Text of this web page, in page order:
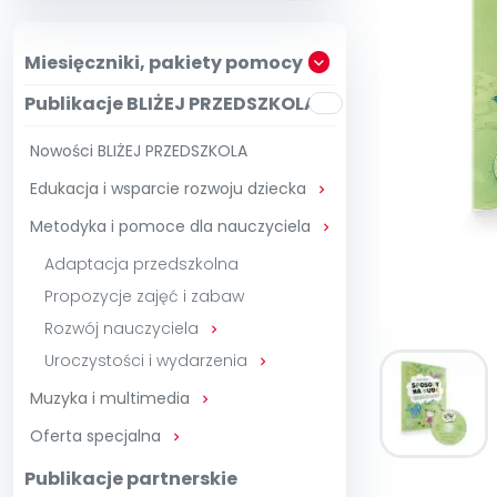
Strefy,
Kuratora
Testuj przez 7 dni
E-
Pakiet
Pełen
Dodaj wpis
Miesięczniki, pakiety pomocy
Publikacje BLIŻEJ PRZEDSZKOLA
Nowości BLIŻEJ PRZEDSZKOLA
Edukacja i wsparcie rozwoju dziecka

Metodyka i pomoce dla nauczyciela 
Adaptacja przedszkolna
Propozycje zajęć i zabaw
Rozwój nauczyciela

Uroczystości i wydarzenia 
Muzyka i multimedia 
Oferta specjalna 
Publikacje partnerskie